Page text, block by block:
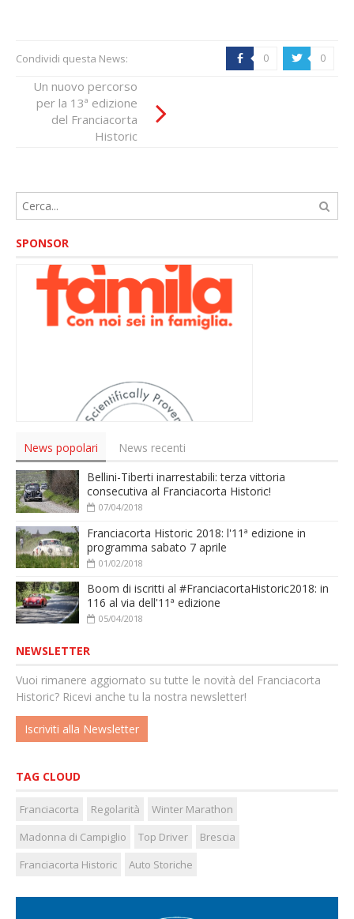
Condividi questa News: b 0 a 0
Nuova data per il
Franciacorta
Historic: sabato 29
agosto 2020 al via
Un nuovo percorso
per la 13ª edizione
del Franciacorta
Historic
SPONSOR
News popolari
News recenti
Bellini-Tiberti inarrestabili: terza vittoria
consecutiva al Franciacorta Historic!
07/04/2018
Franciacorta Historic 2018: l'11ª edizione in
programma sabato 7 aprile
01/02/2018
Boom di iscritti al #FranciacortaHistoric2018: in
116 al via dell'11ª edizione
05/04/2018
NEWSLETTER
Vuoi rimanere aggiornato su tutte le novità del Franciacorta
Historic? Ricevi anche tu la nostra newsletter!
Iscriviti alla Newsletter
TAG CLOUD
Franciacorta Regolarità
Winter Marathon
Madonna di Campiglio
Top Driver
Brescia
Franciacorta Historic
Auto Storiche